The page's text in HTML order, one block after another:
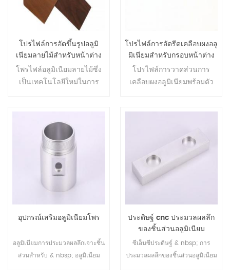
โปรไฟล์การอัดขึ้นรูปอลูมิ
เนียมลายไม้สำหรับหน้าต่าง
และประตู
โพรไฟล์อลูมิเนียมลายไม้ซึ่ง
เป็นเทคโนโลยีใหม่ในการ
โปรไฟล์การอัดรีดเคลือบผงอลู
มิเนียมสำหรับกรอบหน้าต่าง
โปรไฟล์การวาดส่วนการ
เคลือบผงอลูมิเนียมพร้อมตัว
อุปกรณ์เสริมอลูมิเนียมโพร
อลูมิเนียมการประมวลผลลึกเจาะชิ้น
ส่วนสำหรับ & nbsp; อลูมิเนียม
ประดิษฐ์ cnc ประมวลผลลึก
ของชิ้นส่วนอลูมิเนียม
ซีเอ็นซีประดิษฐ์ & nbsp; การ
ประมวลผลลึกของชิ้นส่วนอลูมิเนียม